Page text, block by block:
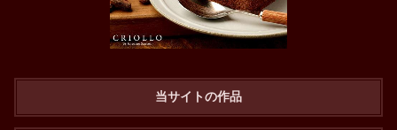
当サイトの作品